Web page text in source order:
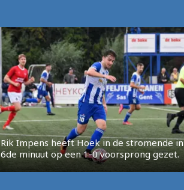
Rik Impens heeft Hoek in de stromende in
6de minuut op een 1-0 voorsprong gezet.